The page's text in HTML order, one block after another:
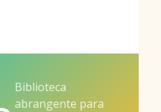
Biblioteca
abrangente para